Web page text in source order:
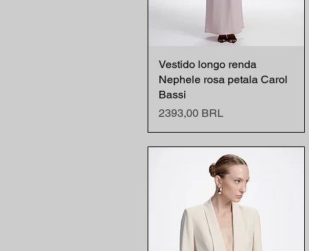
Vista rápida
Vestido longo renda
Nephele rosa petala Carol
Bassi
Precio
2393,00 BRL